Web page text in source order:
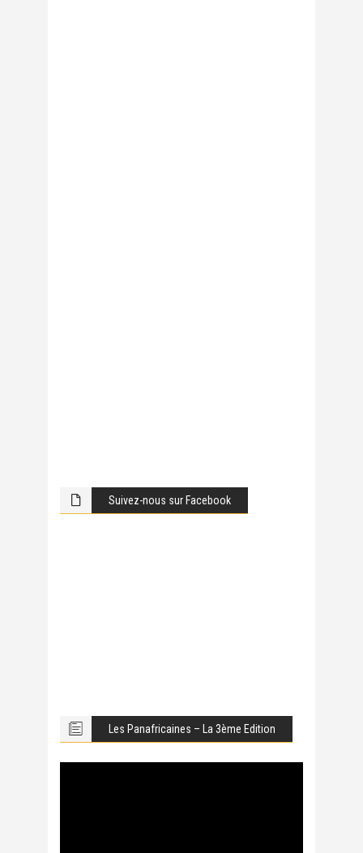
Suivez-nous sur Facebook
Les Panafricaines – La 3ème Edition